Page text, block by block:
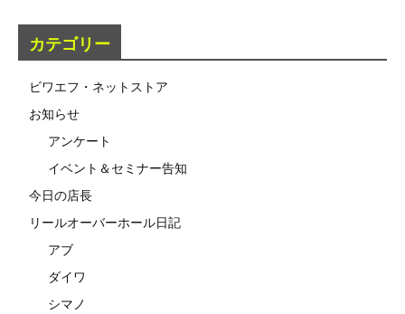
カテゴリー
ビワエフ・ネットストア
お知らせ
アンケート
イベント＆セミナー告知
今日の店長
リールオーバーホール日記
アブ
ダイワ
シマノ